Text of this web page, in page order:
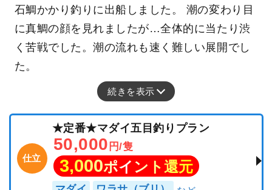
石鯛かかり釣りに出船しました。 潮の変わり目
に真鯛の顔を見れましたが…全体的に当たり渋
く苦戦でした。潮の流れも速く難しい展開でし
た。
続きを表示
仕立
★定番★マダイ五目釣りプラン
50,000 円/隻
3,000ポイント還元